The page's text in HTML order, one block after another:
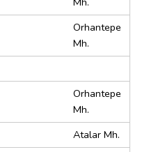
Orhantepe
Mh.
Orhantepe
Mh.
Atalar Mh.